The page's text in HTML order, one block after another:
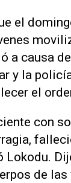
el
a causa
y la
el
con
Lokodu.
de